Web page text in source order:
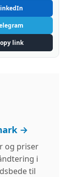
link
→
og priser
i
til